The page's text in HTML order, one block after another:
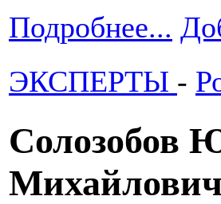
Подробнее...
ЭКСПЕРТЫ -
Солозобов
Михайлович